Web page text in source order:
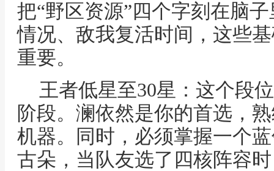
把“野区资源”四个字刻在脑
情况、敌我复活时间，这些
重要。
王者低星至30星：这个段
阶段。澜依然是你的首选，
机器。同时，必须掌握一个
古朵，当队友选了四核阵容